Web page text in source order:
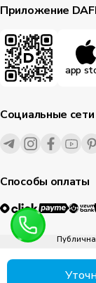
Приложение
app
Социальные сети
Способы оплаты